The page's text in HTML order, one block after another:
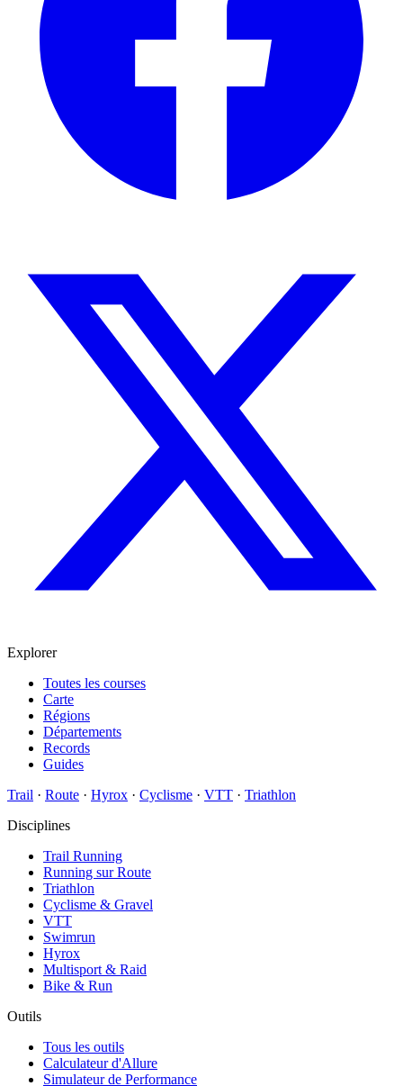
Explorer
Toutes les courses
Carte
Régions
Départements
Records
Guides
Trail · Route · Hyrox · Cyclisme · VTT · Triathlon
Disciplines
Trail Running
Running sur Route
Triathlon
Cyclisme & Gravel
VTT
Swimrun
Hyrox
Multisport & Raid
Bike & Run
Outils
Tous les outils
Calculateur d'Allure
Simulateur de Performance